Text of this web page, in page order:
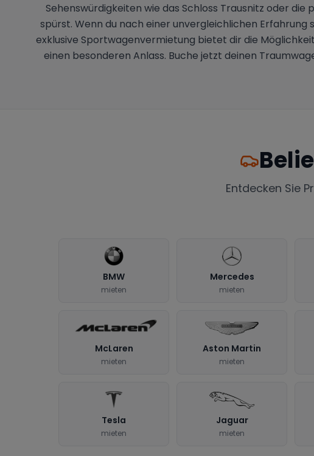
Sehenswürdigkeiten wie das Schloss Trausnitz oder
spürst. Wenn du nach einer unvergleichlichen Erfahrung
exklusive Sportwagenvermietung bietet dir die
einen besonderen Anlass. Buche jetzt deinen
Entdecken Sie
BMW
mieten
Mercedes
mieten
McLaren
mieten
Aston Martin
mieten
Tesla
mieten
Jaguar
mieten